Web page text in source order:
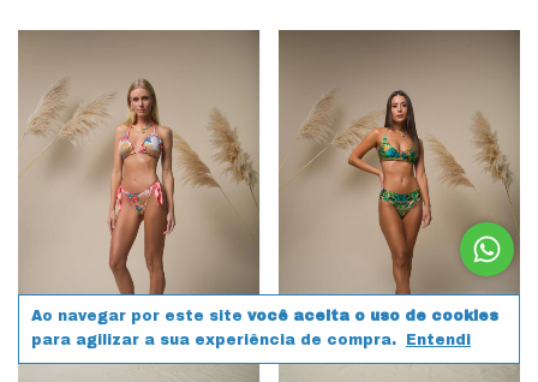
Ao navegar por este site você aceita o uso de cookies
para agilizar a sua experiência de compra.
Entendi